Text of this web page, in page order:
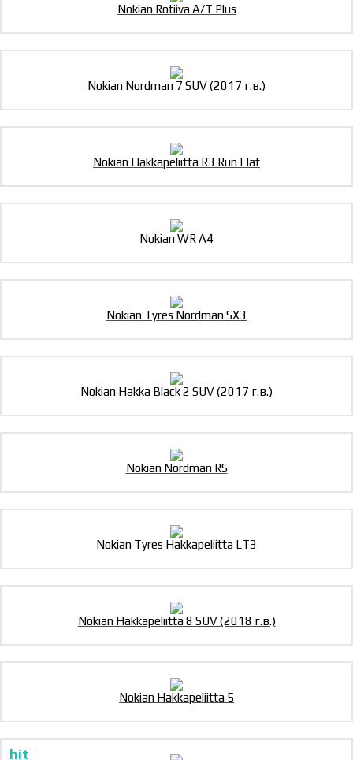
Nokian Rotiiva A/T Plus
Nokian Nordman 7 SUV (2017 г.в.)
Nokian Hakkapeliitta R3 Run Flat
Nokian WR A4
Nokian Tyres Nordman SX3
Nokian Hakka Black 2 SUV (2017 г.в.)
Nokian Nordman RS
Nokian Tyres Hakkapeliitta LT3
Nokian Hakkapeliitta 8 SUV (2018 г.в.)
Nokian Hakkapeliitta 5